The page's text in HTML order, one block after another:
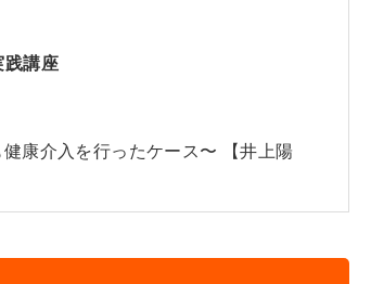
講座
康介入を行ったケース〜 【井上陽